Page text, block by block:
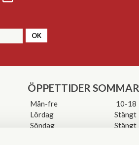
OK
ÖPPETTIDER SOMMAR
Mån-fre
10-18
Lördag
Stängt
Söndag
Stängt